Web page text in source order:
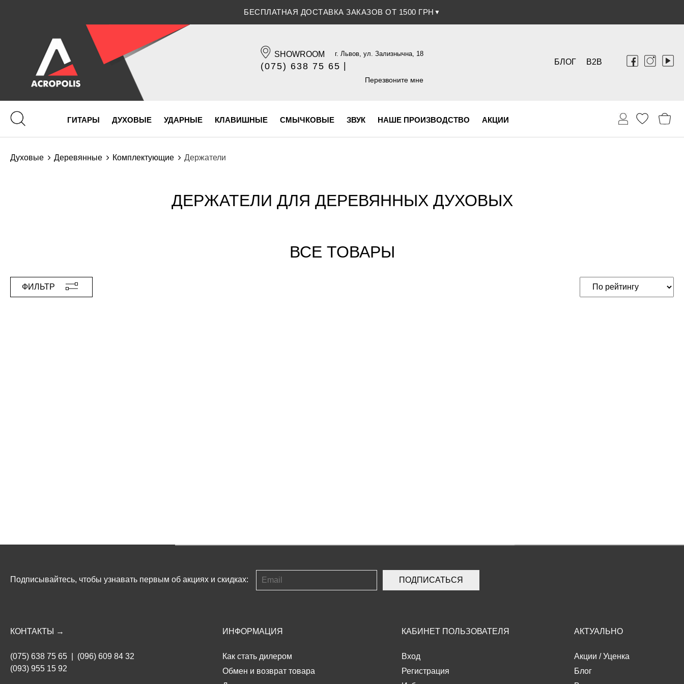
БЕСПЛАТНАЯ ДОСТАВКА ЗАКАЗОВ ОТ 1500 ГРН ▼
SHOWROOM г. Львов, ул. Зализнычна, 18
(075) 638 75 65
(096) 609 84 32
Перезвоните мне
B2B
БЛОГ
ГИТАРЫ ДУХОВЫЕ УДАРНЫЕ КЛАВИШНЫЕ СМЫЧКОВЫЕ ЗВУК НАШЕ ПРОИЗВОДСТВО АКЦИИ
Духовые Деревянные Комплектующие Держатели
ДЕРЖАТЕЛИ ДЛЯ ДЕРЕВЯННЫХ ДУХОВЫХ
ВСЕ ТОВАРЫ
ФИЛЬТР
Подписывайтесь, чтобы узнавать первым об акциях и скидках: ПОДПИСАТЬСЯ
КОНТАКТЫ →
(075) 638 75 65
(096) 609 84 32
(093) 955 15 92
ИНФОРМАЦИЯ
Как стать дилером
Обмен и возврат товара
КАБИНЕТ ПОЛЬЗОВАТЕЛЯ
Вход
Регистрация
АКТУАЛЬНО
Акции /Уценка
Блог